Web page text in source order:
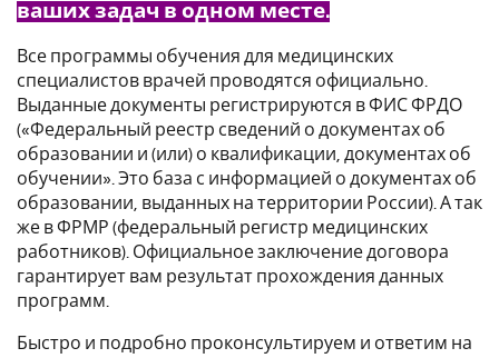
ваших задач в одном месте.
Все программы обучения для медицинских
специалистов врачей проводятся официально.
Выданные документы регистрируются в ФИС ФРДО
(«Федеральный реестр сведений о документах об
образовании и (или) о квалификации, документах об
обучении». Это база с информацией о документах об
образовании, выданных на территории России). А так
же в ФРМР (федеральный регистр медицинских
работников). Официальное заключение договора
гарантирует вам результат прохождения данных
программ.
Быстро и подробно проконсультируем и ответим на